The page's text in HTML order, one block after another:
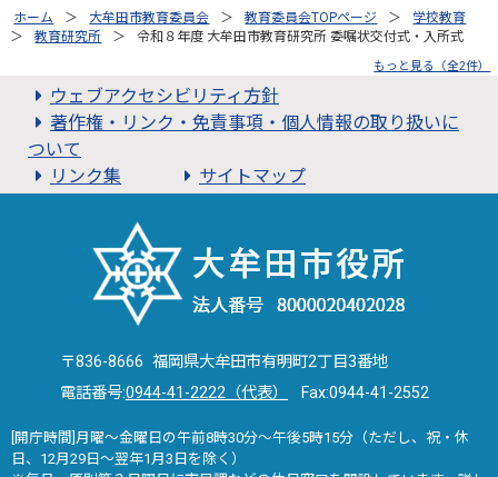
ホーム 大牟田市教育委員会 教育委員会TOPページ
学校教育
教育研究所
令和８年度 大牟田市教育研究所 委嘱状交付式・入所式
もっと見る（全2件）
ウェブアクセシビリティ方針
著作権・リンク・免責事項・個人情報の取り扱いに
ついて
リンク集
サイトマップ
〒836-8666 福岡県大牟田市有明町2丁目3番地
電話番号:0944-41-2222（代表） Fax:0944-41-2552
[開庁時間]月曜～金曜日の午前8時30分～午後5時15分（ただし、祝・休
日、12月29日～翌年1月3日を除く）